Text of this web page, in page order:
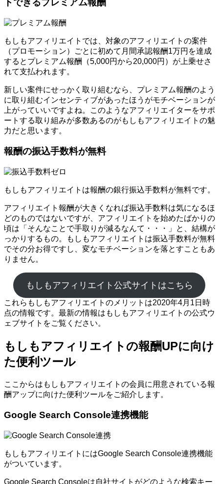
トできるプレミアム報酬
もしもアフィリエイトでは、対象のアフィリエイトの案件
（プロモーション）ごとに初めて月間承認報酬1万円を達成
するとプレミアム報酬（5,000円から20,000円）が上乗せさ
れて支払われます。
新しい案件にせっかく取り組むなら、プレミアム報酬のよう
に取り組むインセンティブがあったほうがモチベーションが
上がっていいですよね。このようなアフィリエイターをサポ
ートする取り組みが多数あるのがもしもアフィリエイトの魅
力だと思います。
報酬の振込手数料が無料
もしもアフィリエイトは報酬の銀行振込手数料が無料です。
アフィリエイト報酬が大きくなれば振込手数料は気になるほ
どのものではないですが、アフィリエイトを始めたばかりの
頃は「そんなことで手取りが減るなんて・・・」と、結構が
っかりするもの。もしもアフィリエイトは振込手数料が無料
でその分お得ですし、変なモチベーションを落とすこともあ
りません。
もしもアフィリエイト公式サイトはこちら
これらもしもアフィリエイトのメリットは2020年4月1日時
点の情報です。最新の情報はもしもアフィリエイトの公式ウ
ェブサイトをご覧ください。
もしもアフィリエイトの報酬UPに向け
た便利ツール
ここからはもしもアフィリエイトの会員に用意されている報
酬アップに向けた便利ツールをご紹介します。
Google Search Console連携機能
もしもアフィリエイトにはGoogle Search Console連携機能
がついています。
Google Search Consoleは自社サイトがどのような検索キー